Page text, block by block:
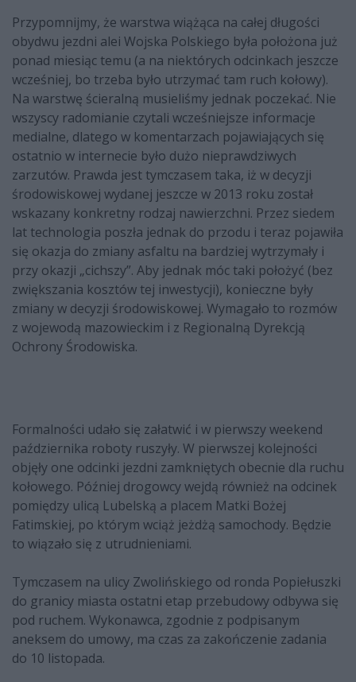
Przypomnijmy, że warstwa wiążąca na całej długości
obydwu jezdni alei Wojska Polskiego była położona już
ponad miesiąc temu (a na niektórych odcinkach jeszcze
wcześniej, bo trzeba było utrzymać tam ruch kołowy).
Na warstwę ścieralną musieliśmy jednak poczekać. Nie
wszyscy radomianie czytali wcześniejsze informacje
medialne, dlatego w komentarzach pojawiających się
ostatnio w internecie było dużo nieprawdziwych
zarzutów. Prawda jest tymczasem taka, iż w decyzji
środowiskowej wydanej jeszcze w 2013 roku został
wskazany konkretny rodzaj nawierzchni. Przez siedem
lat technologia poszła jednak do przodu i teraz pojawiła
się okazja do zmiany asfaltu na bardziej wytrzymały i
przy okazji „cichszy”. Aby jednak móc taki położyć (bez
zwiększania kosztów tej inwestycji), konieczne były
zmiany w decyzji środowiskowej. Wymagało to rozmów
z wojewodą mazowieckim i z Regionalną Dyrekcją
Ochrony Środowiska.
Formalności udało się załatwić i w pierwszy weekend
października roboty ruszyły. W pierwszej kolejności
objęły one odcinki jezdni zamkniętych obecnie dla ruchu
kołowego. Później drogowcy wejdą również na odcinek
pomiędzy ulicą Lubelską a placem Matki Bożej
Fatimskiej, po którym wciąż jeżdżą samochody. Będzie
to wiązało się z utrudnieniami.
Tymczasem na ulicy Zwolińskiego od ronda Popiełuszki
do granicy miasta ostatni etap przebudowy odbywa się
pod ruchem. Wykonawca, zgodnie z podpisanym
aneksem do umowy, ma czas za zakończenie zadania
do 10 listopada.